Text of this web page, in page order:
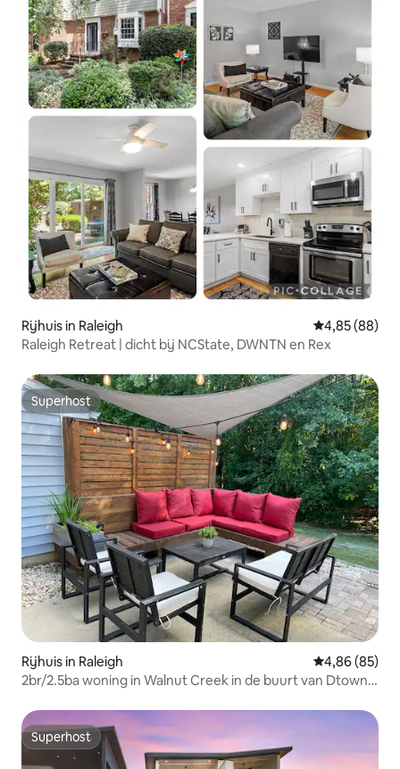
Rijhuis in Raleigh Gemiddelde
4,85 (88)
Raleigh Retreat | dicht bij NCState, DWNTN en Rex
Superhost
Superhost
Rijhuis in Raleigh Gemiddelde
4,86 (85)
2br/2.5ba woning in Walnut Creek in de buurt van Dtown
Superhost
Superhost